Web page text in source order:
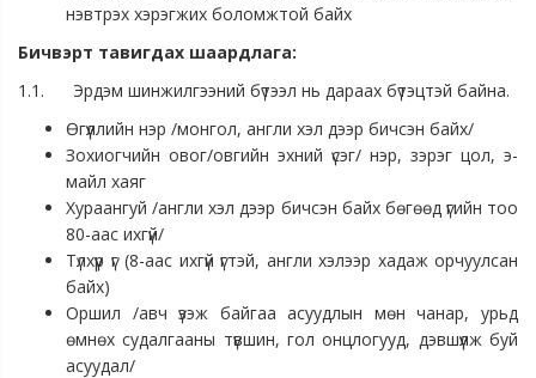
нэвтрэх хэрэгжих боломжтой байх
Бичвэрт тавигдах шаардлага:
1.1. Эрдэм шинжилгээний бүтээл нь дараах бүтэцтэй байна.
Өгүүллийн нэр /монгол, англи хэл дээр бичсэн байх/
Зохиогчийн овог/овгийн эхний үсэг/ нэр, зэрэг цол, э-
майл хаяг
Хураангуй /англи хэл дээр бичсэн байх бөгөөд үгийн тоо
80-аас ихгүй/
Түлхүүр үг (8-аас ихгүй үгтэй, англи хэлээр хадаж орчуулсан
байх)
Оршил /авч үзэж байгаа асуудлын мөн чанар, урьд
өмнөх судалгааны түвшин, гол онцлогууд, дэвшүүлж буй
асуудал/